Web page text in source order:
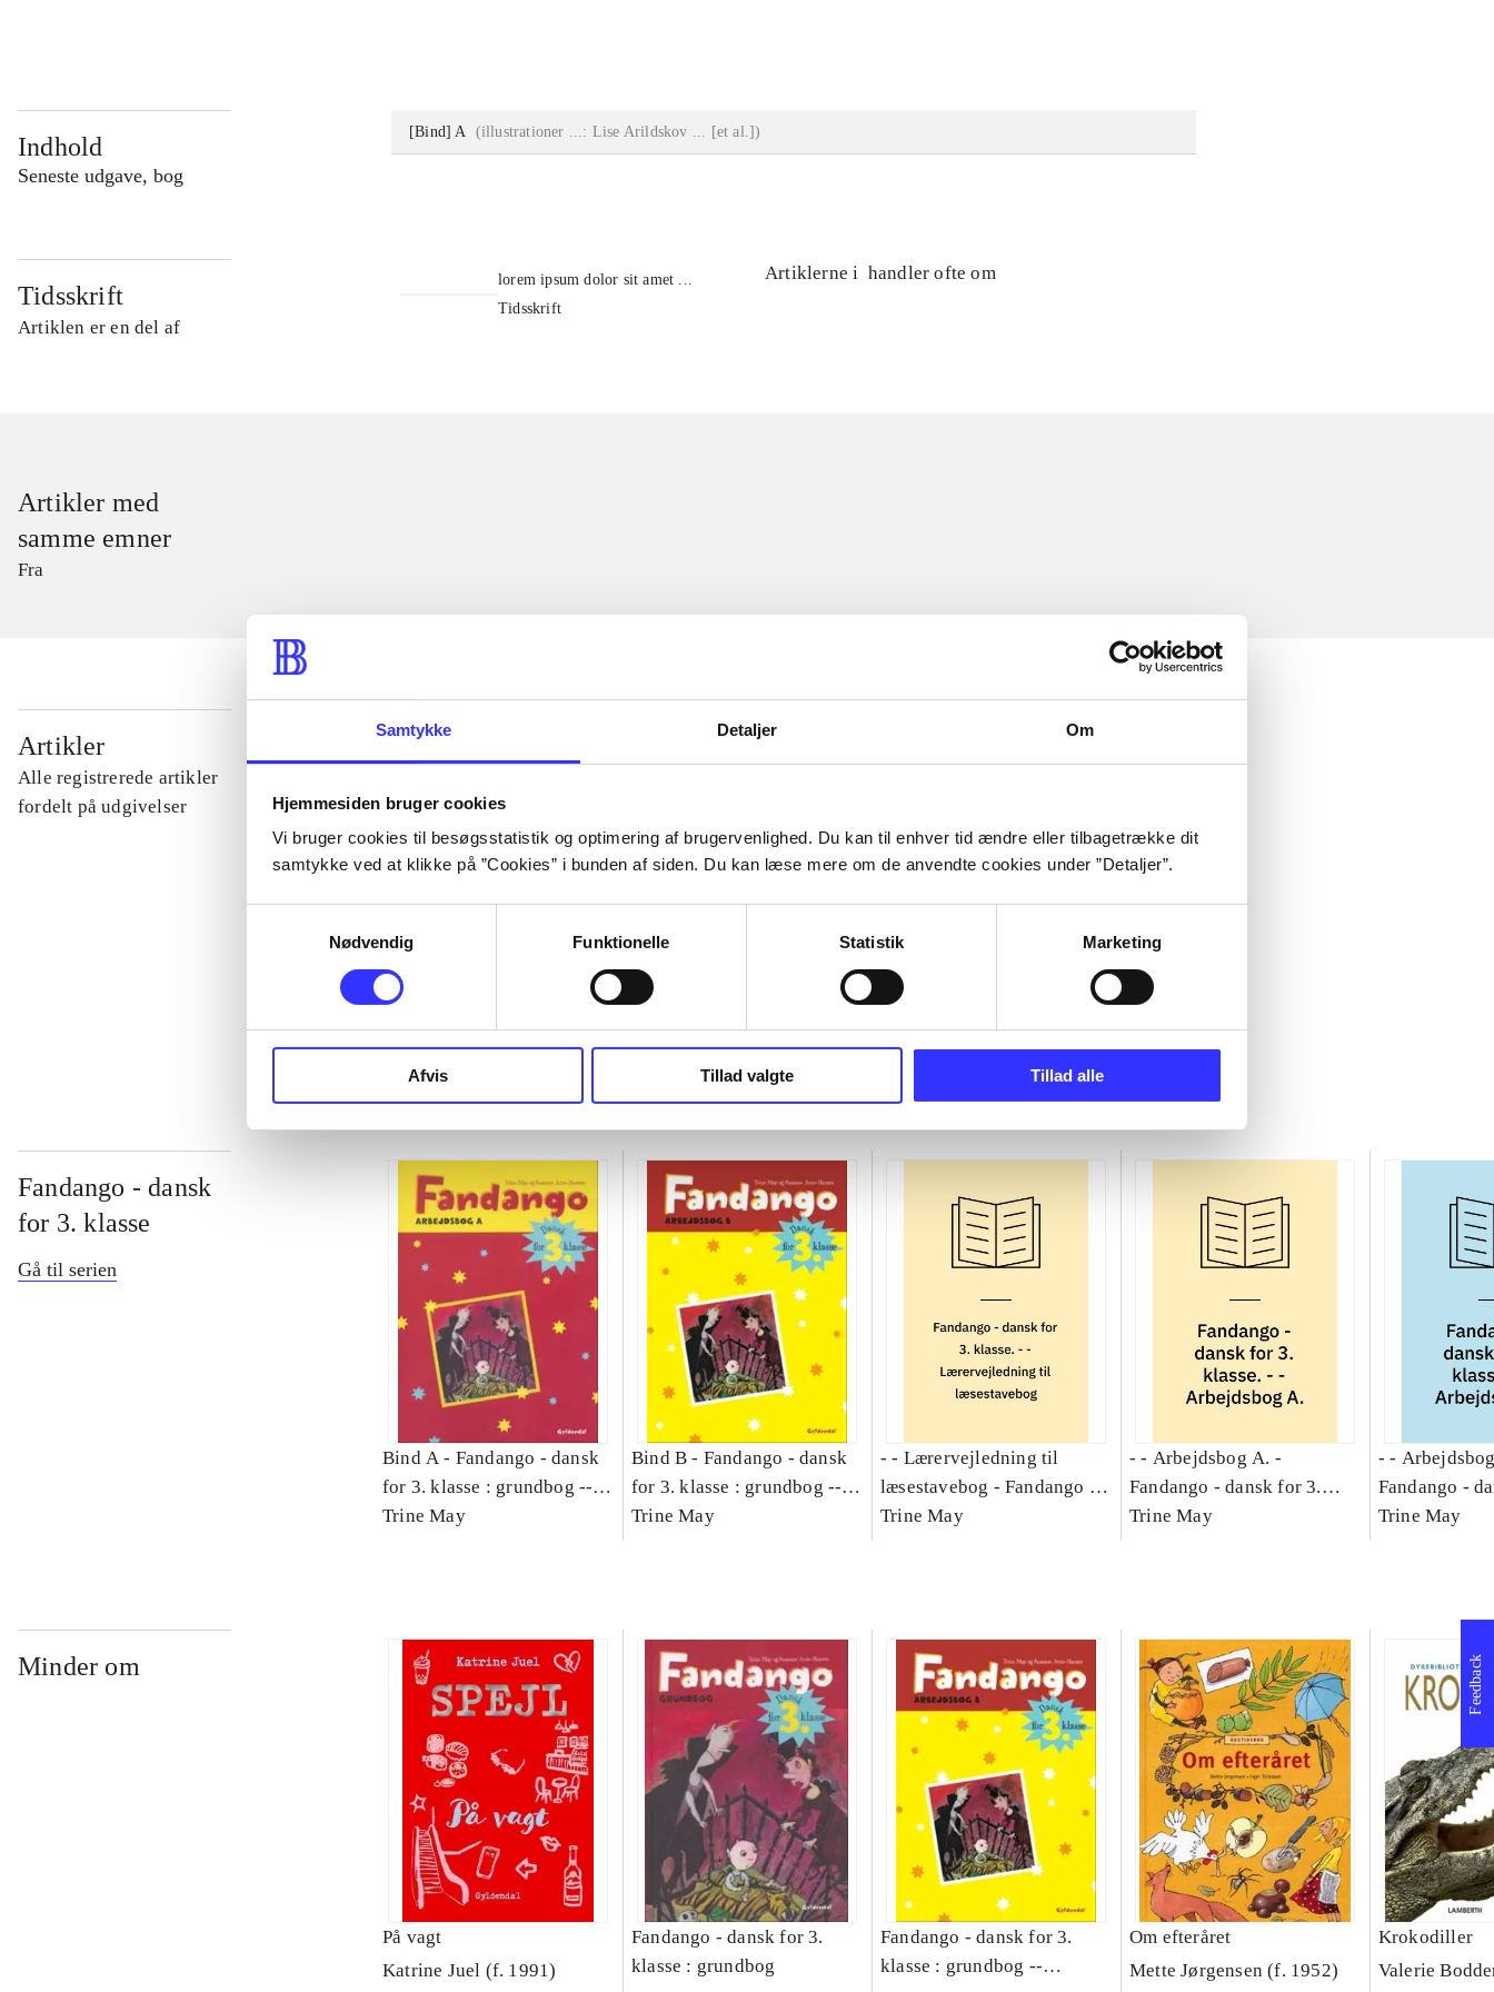
Samtykke Detaljer Om
Hjemmesiden bruger cookies
Vi bruger cookies til besøgsstatistik og optimering af brugervenlighed. Du kan til enhver tid ændre eller tilbagetrække dit
samtykke ved at klikke på ”Cookies” i bunden af siden. Du kan læse mere om de anvendte cookies under ”Detaljer”.
Nødvendig
Funktionelle Statistik Marketing
Afvis Tillad valgte Tillad alle
Indhold
Seneste udgave, bog
[Bind] A (illustrationer ...: Lise Arildskov ... [et al.])
Tidsskrift
Artiklen er en del af
lorem ipsum dolor sit amet ...
Tidsskrift
Artiklerne i handler ofte om
Artikler med
samme emner
Fra
Artikler
Alle registrerede artikler
fordelt på udgivelser
...
...
...
...
Fandango - dansk
for 3. klasse
Gå til serien
Bind A - Fandango - dansk
for 3. klasse : grundbog --
Arbejdsbog. Bind A
Trine May
Bind B - Fandango - dansk
for 3. klasse : grundbog --
Arbejdsbog. Bind B
Trine May
- - Lærervejledning til
læsestavebog - Fandango -
dansk for 3. klasse :
Trine May
- - Arbejdsbog A. -
Fandango - dansk for 3.
klasse : grundbog. - -
Trine May
- -
Fandango -
klasse :
Trine May
Minder om
På vagt
Katrine Juel (f. 1991)
Fandango - dansk for 3.
klasse : grundbog
Fandango - dansk for 3.
klasse : grundbog --
Om efteråret
Mette Jørgensen (f. 1952)
Krokodiller
Valerie
Feedback